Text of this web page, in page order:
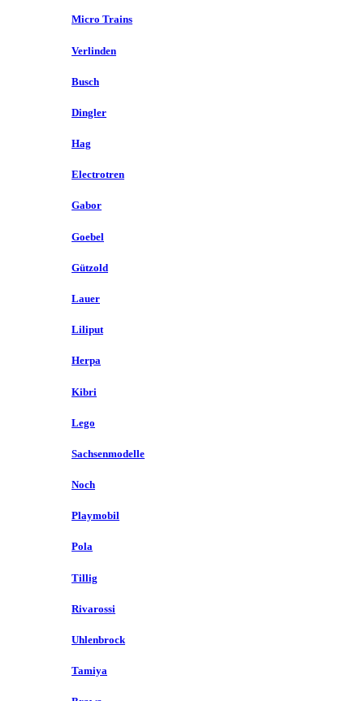
Micro Trains
Verlinden
Busch
Dingler
Hag
Electrotren
Gabor
Goebel
Gützold
Lauer
Liliput
Herpa
Kibri
Lego
Sachsenmodelle
Noch
Playmobil
Pola
Tillig
Rivarossi
Uhlenbrock
Tamiya